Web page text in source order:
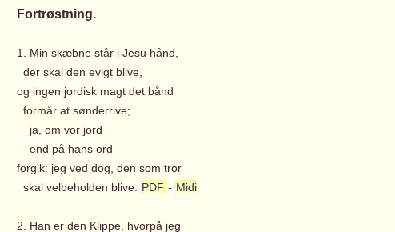
Fortrøstning.
1. Min skæbne står i Jesu hånd,
der skal den evigt blive,
og ingen jordisk magt det bånd
formår at sønderrive;
ja, om vor jord
end på hans ord
forgik: jeg ved dog, den som tror
skal velbeholden blive.
PDF - Midi
2. Han er den Klippe, hvorpå jeg